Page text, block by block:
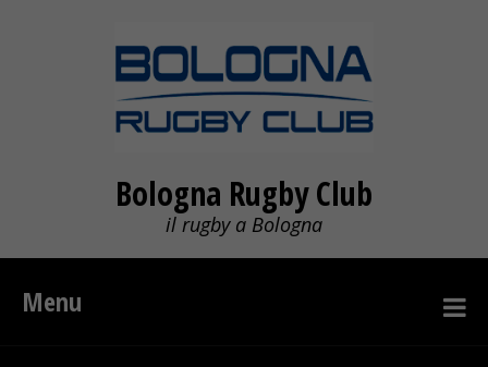
Bologna Rugby Club
il rugby a Bologna
Menu